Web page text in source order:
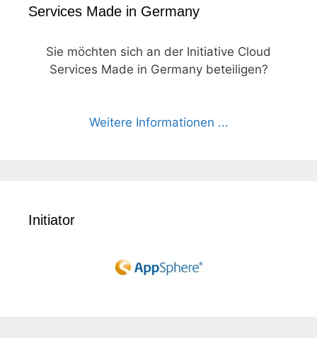
Services Made in Germany
Sie möchten sich an der Initiative Cloud
Services Made in Germany beteiligen?
Weitere Informationen ...
Initiator